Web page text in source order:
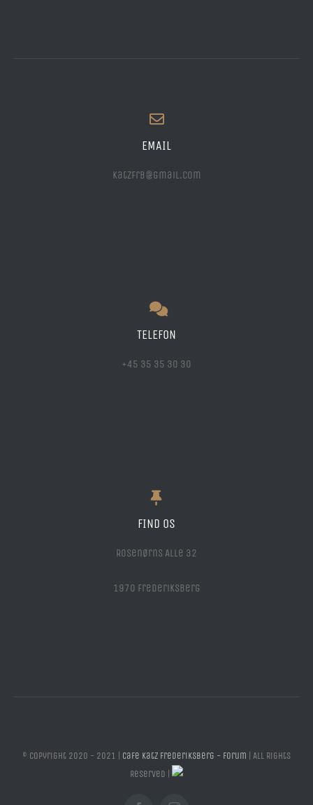
EMAIL
katzfrb@gmail.com
TELEFON
+45 35 35 30 30
FIND OS
Rosenørns Alle 32
1970 Frederiksberg
© Copyright 2020 - 2021 | Cafe Katz Frederiksberg - Forum | All Rights
Reserved |